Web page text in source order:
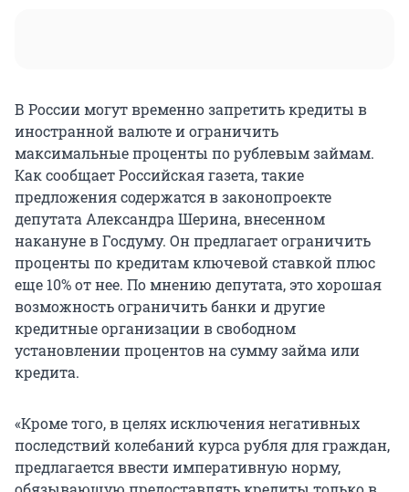
В России могут временно запретить кредиты в
иностранной валюте и ограничить
максимальные проценты по рублевым займам.
Как сообщает Российская газета, такие
предложения содержатся в законопроекте
депутата Александра Шерина, внесенном
накануне в Госдуму. Он предлагает ограничить
проценты по кредитам ключевой ставкой плюс
еще 10% от нее. По мнению депутата, это хорошая
возможность ограничить банки и другие
кредитные организации в свободном
установлении процентов на сумму займа или
кредита.
«Кроме того, в целях исключения негативных
последствий колебаний курса рубля для граждан,
предлагается ввести императивную норму,